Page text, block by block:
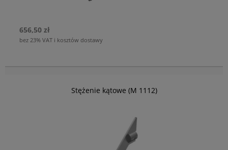
656,50 zł
bez 23% VAT i kosztów dostawy
Stężenie kątowe (M 1112)